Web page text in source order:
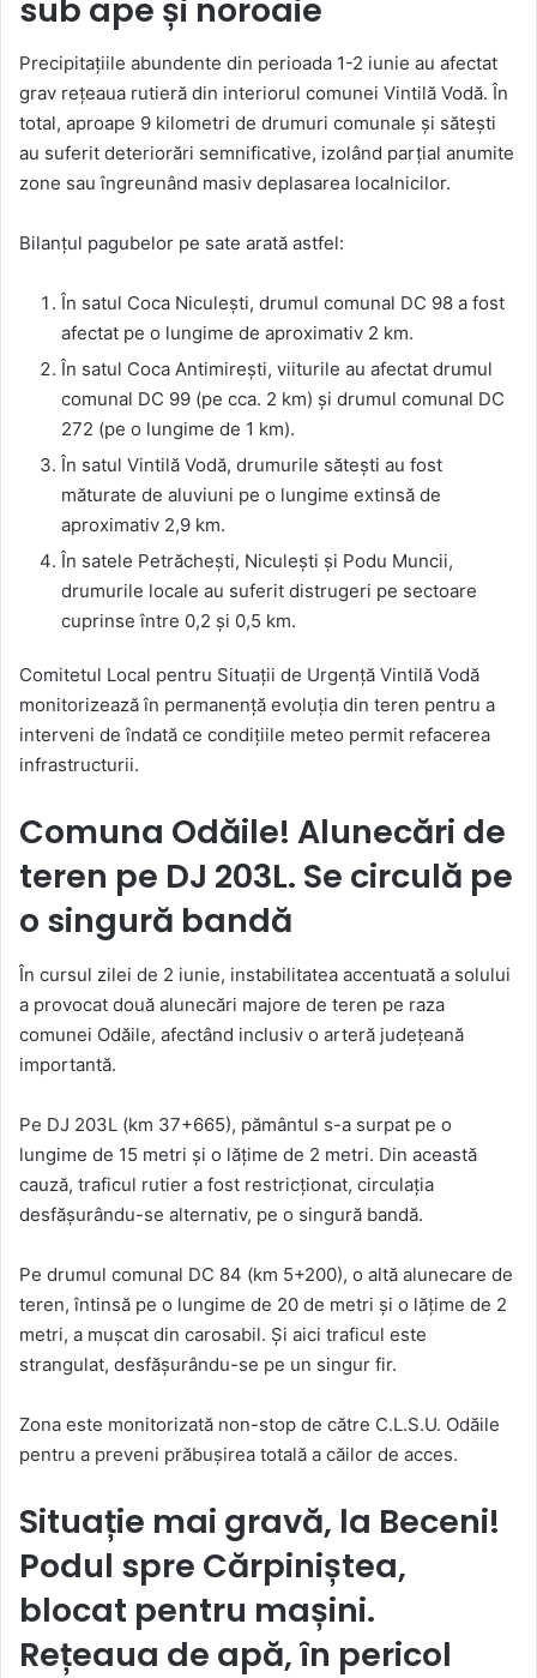
sub ape și noroaie
Precipitațiile abundente din perioada 1-2 iunie au afectat
grav rețeaua rutieră din interiorul comunei Vintilă Vodă. În
total, aproape 9 kilometri de drumuri comunale și sătești
au suferit deteriorări semnificative, izolând parțial anumite
zone sau îngreunând masiv deplasarea localnicilor.
Bilanțul pagubelor pe sate arată astfel:
În satul Coca Niculești, drumul comunal DC 98 a fost
afectat pe o lungime de aproximativ 2 km.
În satul Coca Antimirești, viiturile au afectat drumul
comunal DC 99 (pe cca. 2 km) și drumul comunal DC
272 (pe o lungime de 1 km).
În satul Vintilă Vodă, drumurile sătești au fost
măturate de aluviuni pe o lungime extinsă de
aproximativ 2,9 km.
În satele Petrăchești, Niculești și Podu Muncii,
drumurile locale au suferit distrugeri pe sectoare
cuprinse între 0,2 și 0,5 km.
Comitetul Local pentru Situații de Urgență Vintilă Vodă
monitorizează în permanență evoluția din teren pentru a
interveni de îndată ce condițiile meteo permit refacerea
infrastructurii.
Comuna Odăile! Alunecări de
teren pe DJ 203L. Se circulă pe
o singură bandă
În cursul zilei de 2 iunie, instabilitatea accentuată a solului
a provocat două alunecări majore de teren pe raza
comunei Odăile, afectând inclusiv o arteră județeană
importantă.
Pe DJ 203L (km 37+665), pământul s-a surpat pe o
lungime de 15 metri și o lățime de 2 metri. Din această
cauză, traficul rutier a fost restricționat, circulația
desfășurându-se alternativ, pe o singură bandă.
Pe drumul comunal DC 84 (km 5+200), o altă alunecare de
teren, întinsă pe o lungime de 20 de metri și o lățime de 2
metri, a mușcat din carosabil. Și aici traficul este
strangulat, desfășurându-se pe un singur fir.
Zona este monitorizată non-stop de către C.L.S.U. Odăile
pentru a preveni prăbușirea totală a căilor de acces.
Situație mai gravă, la Beceni!
Podul spre Cărpiniștea,
blocat pentru mașini.
Rețeaua de apă, în pericol